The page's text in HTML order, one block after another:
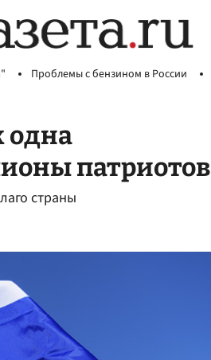
Проблемы с бензином в России
одна
патриотов
страны